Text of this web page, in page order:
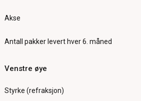
Akse
Antall pakker levert hver 6. måned
Venstre øye
Styrke (refraksjon)